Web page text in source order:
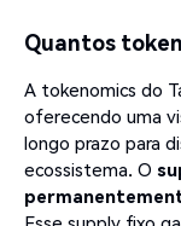
Quantos
A tokenomics do
oferecendo uma
longo prazo para
ecossistema. O